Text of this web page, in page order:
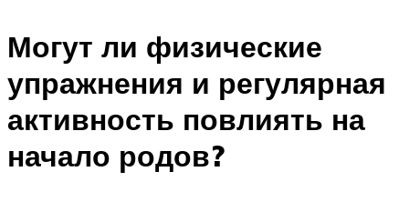
Могут ли физические
упражнения и регулярная
активность повлиять на
начало родов?